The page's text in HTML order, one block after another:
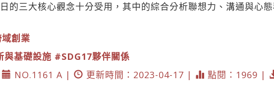
的三大核心觀念十分受用，其中的綜合分析聯想力、溝通與心
創業
與基礎設施 #SDG17夥伴關係
NO.1161 A |
更新時間：2023-04-17 | 點閱：1969 |